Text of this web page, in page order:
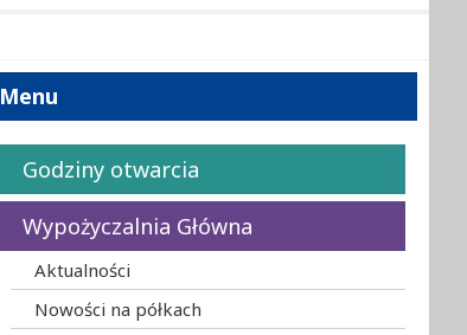
Menu
Godziny otwarcia
Wypożyczalnia Główna
Aktualności
Nowości na półkach